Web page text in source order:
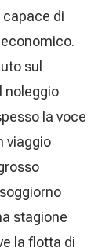
capace di
sul
noleggio
la voce
viaggio
stagione
la flotta di